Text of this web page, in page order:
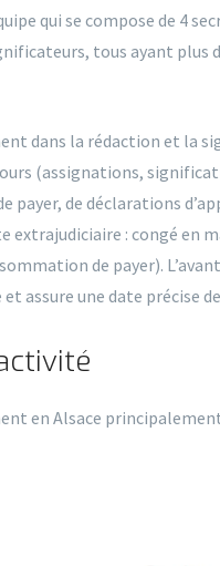
qui se compose de 4
tous ayant plus
dans la rédaction et la
(assignations,
payer, de déclarations
extrajudiciaire : congé en
de payer).
assure une date précise
en Alsace